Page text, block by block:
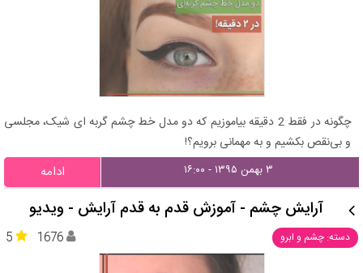
چگونه در فقط 2 دقیقه بیاموزیم که دو مدل خط چشم گربه ای شیک، مجلسی
و بی‌نقص بکشیم و به مهمانی برویم؟!
۳ بهمن ۱۳۹۵ - ۱۶:۰۰ ادامه
آرایش چشم - آموزش قدم به قدم آرایش - ویدیو
دسته: چشم و ابرو 5 1676